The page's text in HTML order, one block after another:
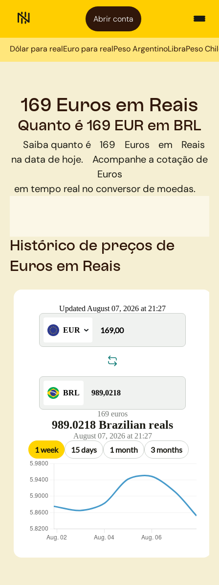
Abrir conta
Dólar para realEuro para realPeso ArgentinoLibraPeso
169 Euros em Reais
Quanto é 169 EUR em BRL
Saiba quanto é 169 Euros em
Reais
na data de hoje.
Acompanhe a cotação de
Euros
em tempo real no conversor de moedas.
Histórico de preços de
Euros em Reais